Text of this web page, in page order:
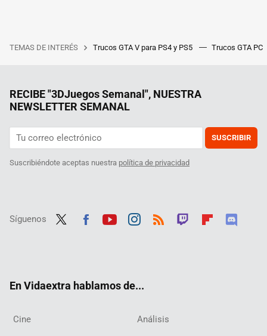
TEMAS DE INTERÉS Trucos GTA V para PS4 y PS5 Trucos GTA PC
RECIBE "3DJuegos Semanal", NUESTRA
NEWSLETTER SEMANAL
SUSCRIBIR
Suscribiéndote aceptas nuestra política de privacidad
Síguenos
En Vidaextra hablamos de...
Cine Análisis